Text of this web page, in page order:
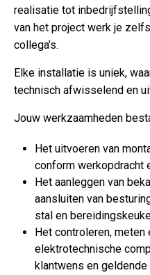
realisatie tot
van het project werk je
collega’s.
Elke installatie is uniek,
technisch afwisselend en
Jouw werkzaamheden
Het uitvoeren van
conform werkopdracht
Het aanleggen van
aansluiten van
stal en
Het controleren, meten
elektrotechnische
klantwens en